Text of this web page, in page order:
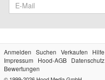
Anmelden Suchen Verkaufen
Hilfe
Impressum
Hood-AGB Datenschutz
Bewertungen